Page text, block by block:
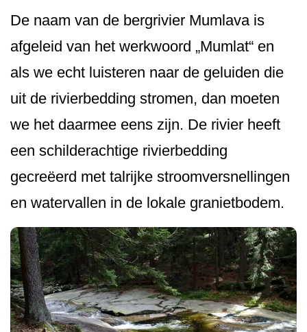
De naam van de bergrivier Mumlava is
afgeleid van het werkwoord „Mumlat“ en
als we echt luisteren naar de geluiden die
uit de rivierbedding stromen, dan moeten
we het daarmee eens zijn. De rivier heeft
een schilderachtige rivierbedding
gecreëerd met talrijke stroomversnellingen
en watervallen in de lokale granietbodem.